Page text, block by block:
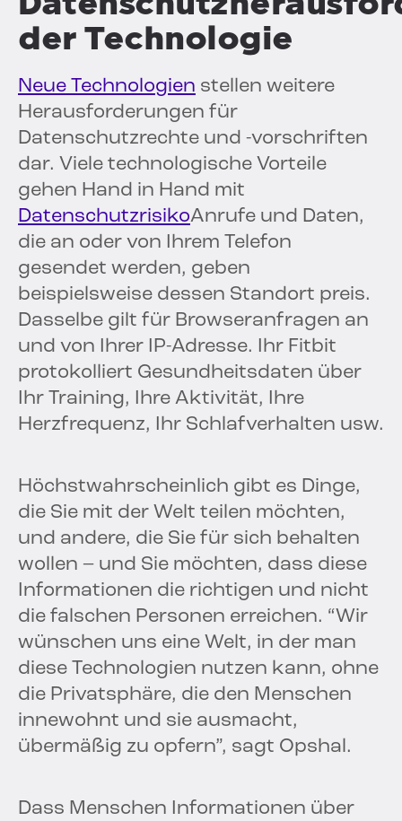
der Technologie
Neue Technologien stellen weitere
Herausforderungen für
Datenschutzrechte und -vorschriften
dar. Viele technologische Vorteile
gehen Hand in Hand mit
DatenschutzrisikoAnrufe und Daten,
die an oder von Ihrem Telefon
gesendet werden, geben
beispielsweise dessen Standort preis.
Dasselbe gilt für Browseranfragen an
und von Ihrer IP-Adresse. Ihr Fitbit
protokolliert Gesundheitsdaten über
Ihr Training, Ihre Aktivität, Ihre
Herzfrequenz, Ihr Schlafverhalten usw.
Höchstwahrscheinlich gibt es Dinge,
die Sie mit der Welt teilen möchten,
und andere, die Sie für sich behalten
wollen – und Sie möchten, dass diese
Informationen die richtigen und nicht
die falschen Personen erreichen. “Wir
wünschen uns eine Welt, in der man
diese Technologien nutzen kann, ohne
die Privatsphäre, die den Menschen
innewohnt und sie ausmacht,
übermäßig zu opfern”, sagt Opshal.
Dass Menschen Informationen über